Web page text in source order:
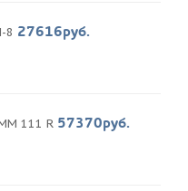
8 27616руб.
111 R 57370руб.